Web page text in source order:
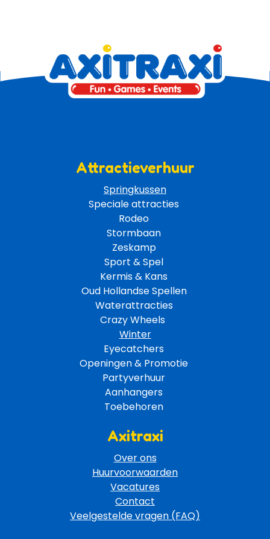
Attractieverhuur
Springkussen
Speciale attracties
Rodeo
Stormbaan
Zeskamp
Sport & Spel
Kermis & Kans
Oud Hollandse Spellen
Waterattracties
Crazy Wheels
Winter
Eyecatchers
Openingen & Promotie
Partyverhuur
Aanhangers
Toebehoren
Axitraxi
Over ons
Huurvoorwaarden
Vacatures
Contact
Veelgestelde vragen (FAQ)